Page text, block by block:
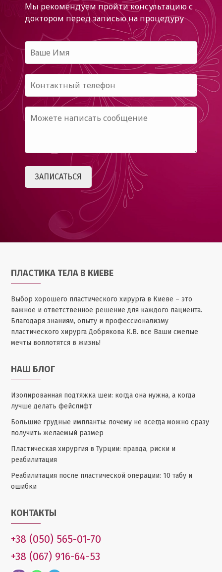
Мы рекомендуем пройти консультацию с
доктором перед записью на процедуру
ПЛАСТИКА ТЕЛА В КИЕВЕ
Выбор хорошего пластического хирурга в Киеве – это
важное и ответственное решение для каждого пациента.
Благодаря знаниям, опыту и профессионализму
пластического хирурга Добрякова К.В. все Ваши смелые
мечты воплотятся в жизнь!
НАШ БЛОГ
Изолированная подтяжка шеи: когда она нужна, а когда
лучше делать фейслифт
Большие грудные импланты: почему не всегда можно сразу
получить желаемый размер
Пластическая хирургия в Турции: правда, риски и
реабилитация
Реабилитация после пластической операции: 10 табу и
ошибки
КОНТАКТЫ
+38 (050) 565-01-70
+38 (067) 916-64-53